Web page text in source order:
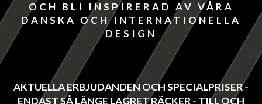
OCH BLI INSPIRERAD AV VÅRA
DANSKA OCH INTERNATIONELLA
DESIGN
AKTUELLA ERBJUDANDEN OCH SPECIALPRISER -
ENDAST SÅ LÄNGE LAGRET RÄCKER - TILL OCH